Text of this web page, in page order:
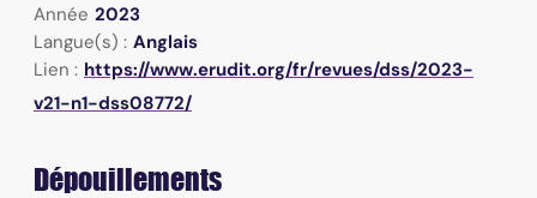
Année 2023
Langue(s) : Anglais
Lien : https://www.erudit.org/fr/revues/dss/2023-
v21-n1-dss08772/
Dépouillements